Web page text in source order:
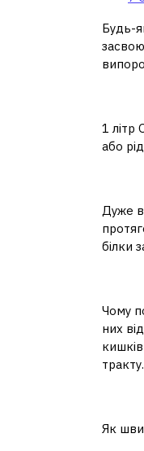
Будь-
1 літр
або
Дуже
білки
Чому
них
тракту.
Як